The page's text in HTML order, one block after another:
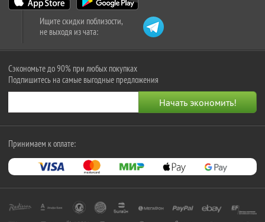
Ищите скидки поблизости,
не выходя из чата:
Сэкономьте до 90% при любых покупках
Подпишитесь на самые выгодные предложения
Принимаем к оплате: